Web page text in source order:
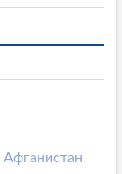
Афганистан